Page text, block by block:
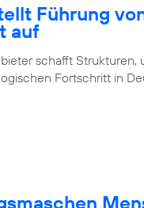
Führung
auf
schafft
Fortschritt in